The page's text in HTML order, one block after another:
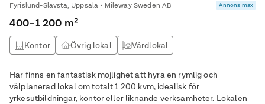
Fyrislund-Slavsta, Uppsala • Mileway Sweden AB Annons max
400–1 200 m²
Kontor Övrig lokal Vårdlokal
Här finns en fantastisk möjlighet att hyra en rymlig och
välplanerad lokal om totalt 1 200 kvm, idealisk för
yrkesutbildningar, kontor eller liknande verksamheter. Lokalen